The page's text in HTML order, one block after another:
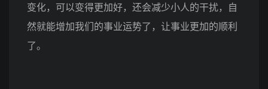
变化，可以变得更加好，还会减少小人的干扰，自
然就能增加我们的事业运势了，让事业更加的顺利
了。